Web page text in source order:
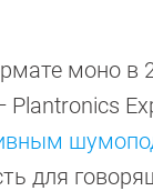
моно в
для